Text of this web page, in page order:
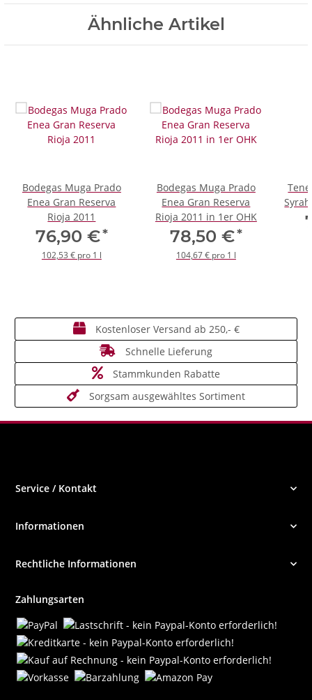
Ähnliche Artikel
Bodegas Muga Prado
Enea Gran Reserva
Rioja 2011
76,90 €*
102,53 € pro 1 l
Bodegas Muga Prado
Enea Gran Reserva
Rioja 2011 in 1er OHK
78,50 €*
104,67 € pro 1 l
Kostenloser Versand ab 250,- €
Schnelle Lieferung
Stammkunden Rabatte
Sorgsam ausgewähltes Sortiment
Service / Kontakt
Informationen
Rechtliche Informationen
Zahlungsarten